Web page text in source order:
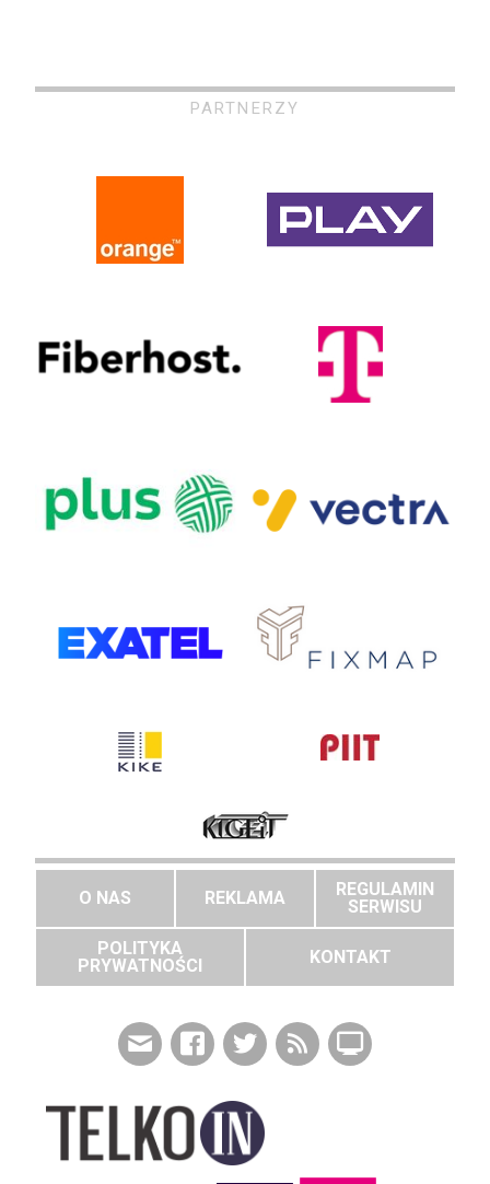
PARTNERZY
O NAS REKLAMA
REGULAMIN
SERWISU
POLITYKA
PRYWATNOŚCI
KONTAKT